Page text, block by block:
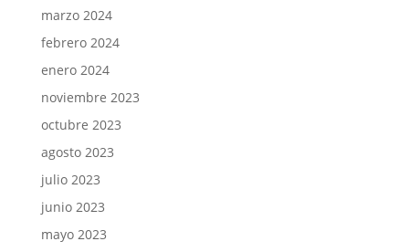
marzo 2024
febrero 2024
enero 2024
noviembre 2023
octubre 2023
agosto 2023
julio 2023
junio 2023
mayo 2023